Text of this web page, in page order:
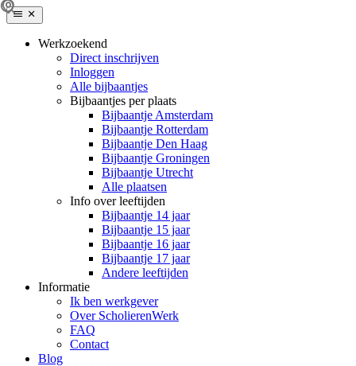
Werkzoekend
Direct inschrijven
Inloggen
Alle bijbaantjes
Bijbaantjes per plaats
Bijbaantje Amsterdam
Bijbaantje Rotterdam
Bijbaantje Den Haag
Bijbaantje Groningen
Bijbaantje Utrecht
Alle plaatsen
Info over leeftijden
Bijbaantje 14 jaar
Bijbaantje 15 jaar
Bijbaantje 16 jaar
Bijbaantje 17 jaar
Andere leeftijden
Informatie
Ik ben werkgever
Over ScholierenWerk
FAQ
Contact
Blog